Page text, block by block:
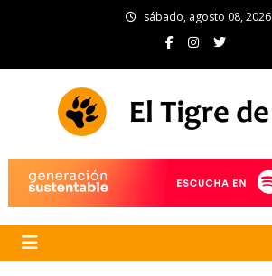
sábado, agosto 08, 2026